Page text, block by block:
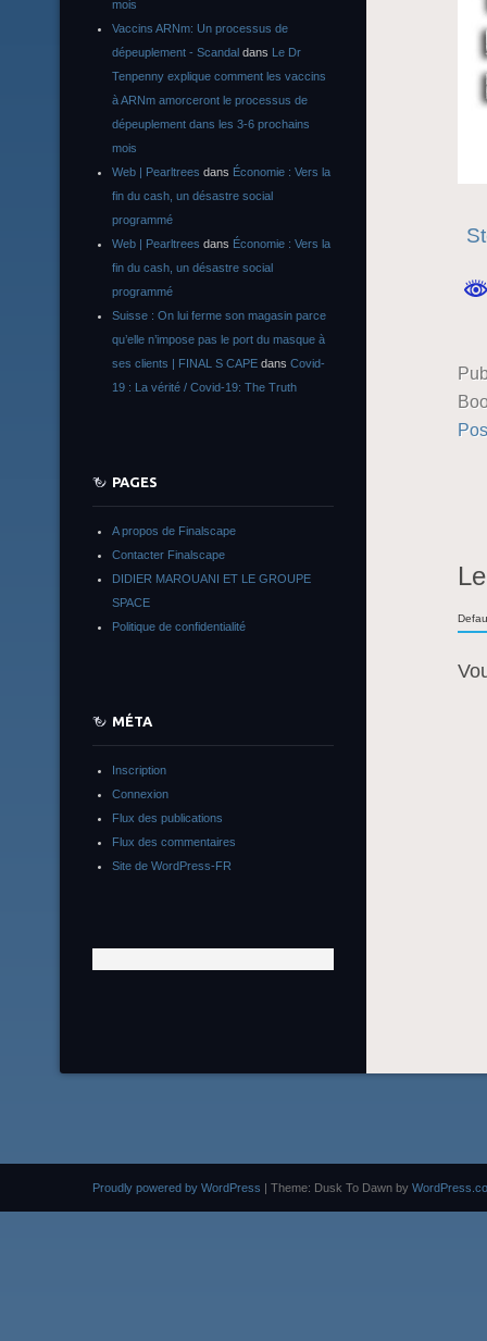
mois
Vaccins ARNm: Un processus de
dépeuplement - Scandal dans Le Dr
Tenpenny explique comment les vaccins
à ARNm amorceront le processus de
dépeuplement dans les 3-6 prochains
mois
Web | Pearltrees dans Économie : Vers la
fin du cash, un désastre social
programmé
Web | Pearltrees dans Économie : Vers la
fin du cash, un désastre social
programmé
Suisse : On lui ferme son magasin parce
qu’elle n’impose pas le port du masque à
ses clients | FINAL S CAPE dans Covid-
19 : La vérité / Covid-19: The Truth
PAGES
A propos de Finalscape
Contacter Finalscape
DIDIER MAROUANI ET LE GROUPE
SPACE
Politique de confidentialité
MÉTA
Inscription
Connexion
Flux des publications
Flux des commentaires
Site de WordPress-FR
Proudly powered by WordPress | Theme: Dusk To Dawn by